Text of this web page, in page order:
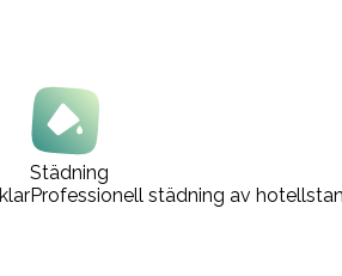
Städning
Professionell städning av